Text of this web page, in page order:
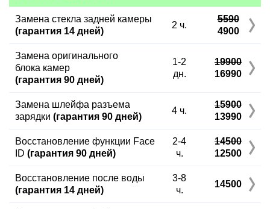
Замена стекла задней камеры
(гарантия 14 дней)
2 ч.
5590
4900
Замена оригинального
блока камер
(гарантия 90 дней)
1-2
дн.
19900
16990
Замена шлейфа разъема
зарядки (гарантия 90 дней)
4 ч.
15900
13990
Восстановление функции Face
ID (гарантия 90 дней)
2-4
ч.
14500
12500
Восстановление после воды
(гарантия 14 дней)
3-8
ч.
14500